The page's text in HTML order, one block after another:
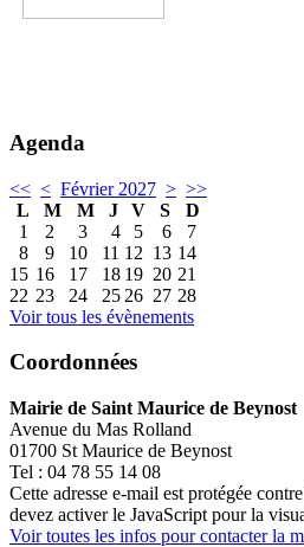
Agenda
<< < Février 2027 > >>
L
M M J V S
D
1
2 3 4 5 6
7
8
9 10 11 12 13 14
15 16 17 18 19 20 21
22 23 24 25 26 27 28
Voir tous les évènements
Coordonnées
Mairie de Saint Maurice de Beynost
Avenue du Mas Rolland
01700 St Maurice de Beynost
Tel : 04 78 55 14 08
Cette adresse e-mail est protégée
devez activer le JavaScript pour la
Voir toutes les infos pour contacter la